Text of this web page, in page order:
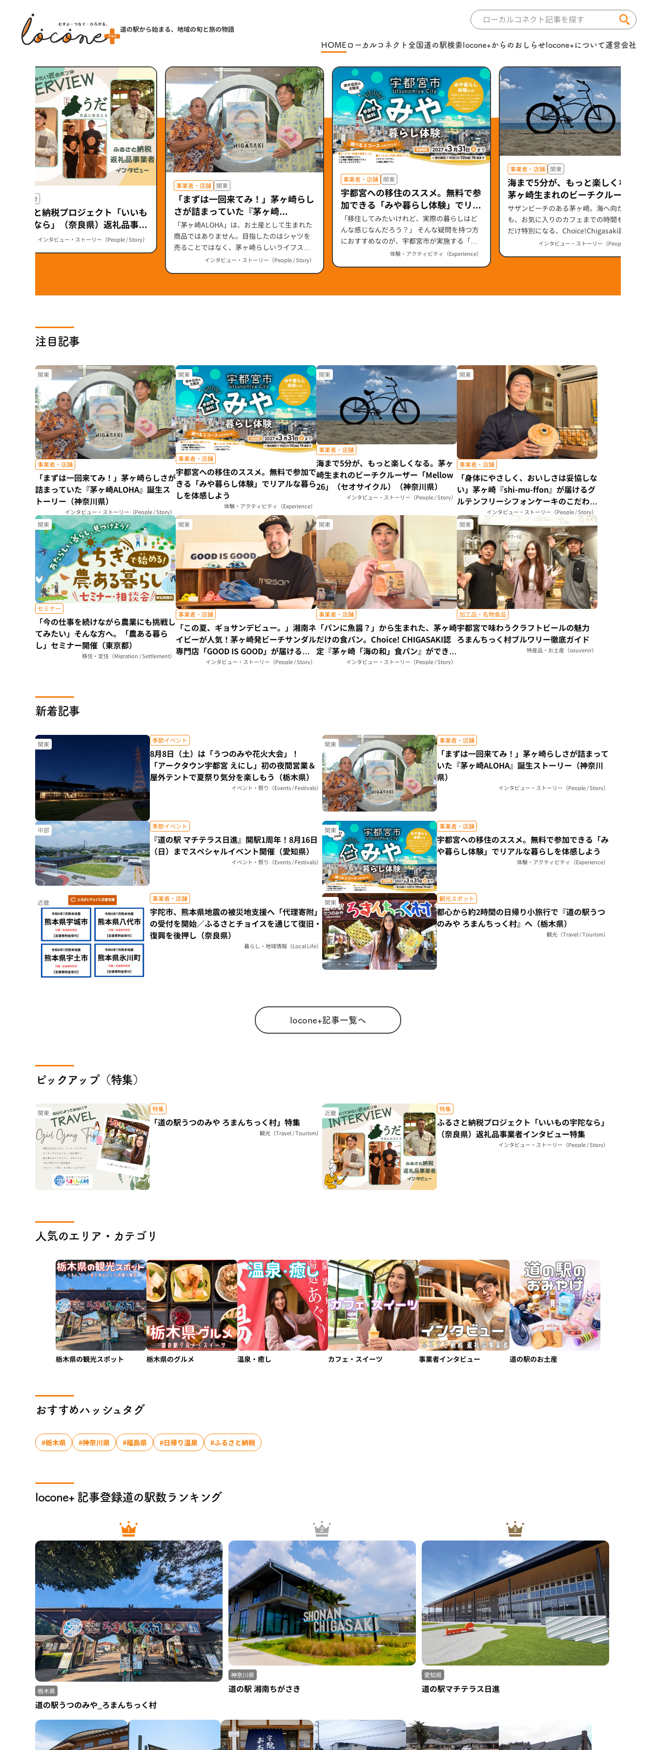
道の駅から始まる、地域の旬と旅の物語
HOME ローカルコネクト 全国道の駅検索locone+からのおしらせlocone+について運営会社
近畿
ふるさと納税プロジェクト「いいも
の宇陀なら」（奈良県）返礼品事業
者インタビュー特集
インタビュー・ストーリー（People / Story）
事業者・店舗 関東
「まずは一回来てみ！」茅ヶ崎らし
さが詰まっていた『茅ヶ崎
ALOHA』誕生ストーリー（神奈川
県）
「茅ヶ崎ALOHA」は、お土産として生まれた
商品ではありません。目指したのはシャツを
売ることではなく、茅ヶ崎らしいライフスタ
イルを街全体に広げること。20年以上続く取
インタビュー・ストーリー（People / Story）
事業者・店舗 関東
宇都宮への移住のススメ。無料で参
加できる「みや暮らし体験」でリア
ルな暮らしを体感しよう
「移住してみたいけれど、実際の暮らしはど
んな感じなんだろう？」 そんな疑問を持つ方
におすすめなのが、宇都宮市が実施する「み
や暮らし体験」です。体験・アクティビティ（Experience）
事業者・店舗 関東
海まで5分が、もっと楽しくなる。
茅ヶ崎生まれのビーチクルーザー
「Mellow 26」（セオサイクル）
（神奈川県）
サザンビーチのある茅ヶ崎。海へ向かう道
も、お気に入りのカフェまでの時間も、少し
だけ特別になる、Choice!Chigasaki認定品
「Mellow ビーチクルーザー 26」は、茅ヶ崎
インタビュー・ストーリー（People / Story）
注目記事
関東
事業者・店舗
「まずは一回来てみ！」茅ヶ崎らしさが
詰まっていた『茅ヶ崎ALOHA』誕生ス
トーリー（神奈川県）
インタビュー・ストーリー（People / Story）
関東
事業者・店舗
宇都宮への移住のススメ。無料で参加で
きる「みや暮らし体験」でリアルな暮ら
しを体感しよう
体験・アクティビティ（Experience）
関東
事業者・店舗
海まで5分が、もっと楽しくなる。茅ヶ
崎生まれのビーチクルーザー「Mellow
26」（セオサイクル）（神奈川県）
インタビュー・ストーリー（People / Story）
関東
事業者・店舗
「身体にやさしく、おいしさは妥協しな
い」茅ヶ崎『shi-mu-ffon』が届けるグ
ルテンフリーシフォンケーキのこだわり
（神奈川県）インタビュー・ストーリー（People / Story）
関東
セミナー
「今の仕事を続けながら農業にも挑戦し
てみたい」そんな方へ。「農ある暮ら
し」セミナー開催（東京都）
移住・定住（Migration / Settlement）
関東
事業者・店舗
「この夏、ギョサンデビュー。」湘南ネ
イビーが人気！茅ヶ崎発ビーチサンダル
専門店「GOOD IS GOOD」が届ける、
ビーサンのある暮らし（神奈川県）
インタビュー・ストーリー（People / Story）
関東
事業者・店舗
「パンに魚醤？」から生まれた、茅ヶ崎
だけの食パン。Choice! CHIGASAKI認
定『茅ヶ崎「海の和」食パン』ができる
まで｜Breadstudio mog（神奈川県）
インタビュー・ストーリー（People / Story）
関東
加工品・名物食品
宇都宮で味わうクラフトビールの魅力
ろまんちっく村ブルワリー徹底ガイド
特産品・お土産（souvenir）
新着記事
関東 季節イベント
8月8日（土）は「うつのみや花火大会」！
「アークタウン宇都宮 えにし」初の夜間営業＆
屋外テントで夏祭り気分を楽しもう（栃木県）
イベント・祭り（Events / Festivals）
関東 事業者・店舗
「まずは一回来てみ！」茅ヶ崎らしさが詰まって
いた『茅ヶ崎ALOHA』誕生ストーリー（神奈川
県）
インタビュー・ストーリー（People / Story）
中部 季節イベント
『道の駅 マチテラス日進』開駅1周年！8月16日
（日）までスペシャルイベント開催（愛知県）
イベント・祭り（Events / Festivals）
関東 事業者・店舗
宇都宮への移住のススメ。無料で参加できる「み
や暮らし体験」でリアルな暮らしを体感しよう
体験・アクティビティ（Experience）
近畿 事業者・店舗
宇陀市、熊本県地震の被災地支援へ「代理寄附」
の受付を開始／ふるさとチョイスを通じて復旧・
復興を後押し（奈良県）
暮らし・地域情報（Local Life）
関東 観光スポット
都心から約2時間の日帰り小旅行で『道の駅うつ
のみや ろまんちっく村』へ（栃木県）
観光（Travel / Tourism）
locone+記事一覧へ
ピックアップ（特集）
関東 特集
「道の駅うつのみや ろまんちっく村」特集
観光（Travel / Tourism）
近畿 特集
ふるさと納税プロジェクト「いいもの宇陀なら」
（奈良県）返礼品事業者インタビュー特集
インタビュー・ストーリー（People / Story）
人気のエリア・カテゴリ
栃木県の観光スポット 栃木県のグルメ 温泉・癒し カフェ・スイーツ 事業者インタビュー 道の駅のお土産
おすすめハッシュタグ
#栃木県 #神奈川県 #福島県 #日帰り温泉 #ふるさと納税
locone+ 記事登録道の駅数ランキング
栃木県
道の駅うつのみや_ろまんちっく村
神奈川県
道の駅 湘南ちがさき
愛知県
道の駅マチテラス日進